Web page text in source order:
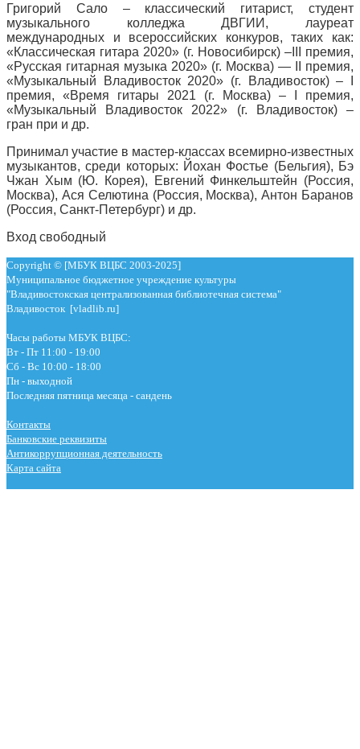
Григорий Сало – классический гитарист, студент
музыкального колледжа ДВГИИ, лауреат
международных и всероссийских конкуров, таких как:
«Классическая гитара 2020» (г. Новосибирск) –III премия,
«Русская гитарная музыка 2020» (г. Москва) — II премия,
«Музыкальный Владивосток 2020» (г. Владивосток) – I
премия, «Время гитары 2021 (г. Москва) – I премия,
«Музыкальный Владивосток 2022» (г. Владивосток) –
гран при и др.
Принимал участие в мастер-классах всемирно-известных
музыкантов, среди которых: Йохан Фостье (Бельгия), Бэ
Чжан Хым (Ю. Корея), Евгений Финкельштейн (Россия,
Москва), Ася Селютина (Россия, Москва), Антон Баранов
(Россия, Санкт-Петербург) и др.
Вход свободный
Copyright © [МБУК ВЦБС 2003-2025]
Муниципальное бюджетное учреждение культуры
"Владивостокская централизованная библиотечная система"
Владивосток [vladlib.ru]
Часы работы МБУК ВЦБС:
Вт - Пт 11:00 - 19:00
Сб - Вс 10:00 - 18:00
Пн - выходной
Последняя пятница месяца - сандень
Контакты
Банковские реквизиты
Антикоррупционная деятельность
Карта сайта